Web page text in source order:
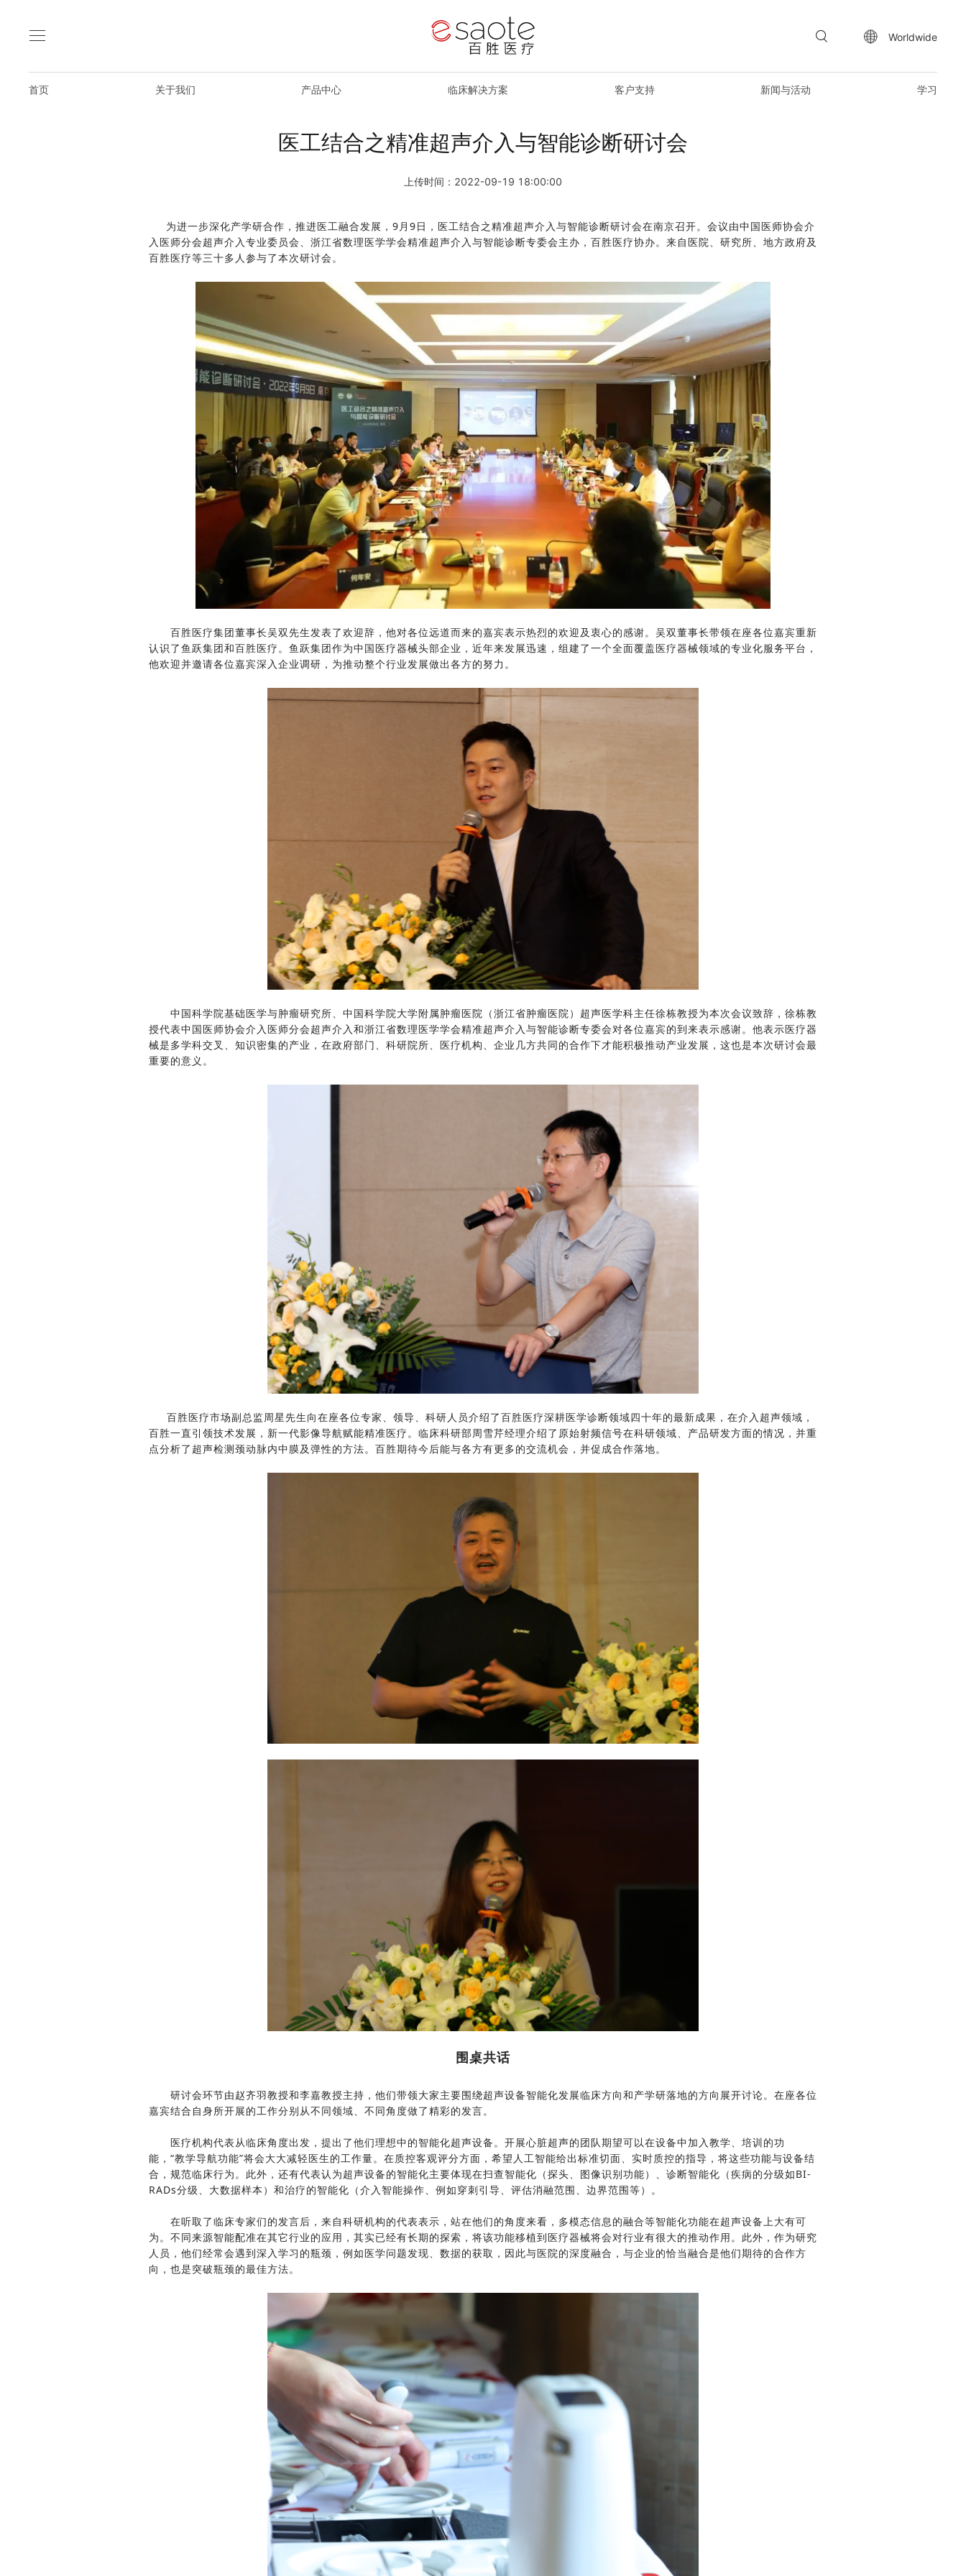
Worldwide
首页 关于我们 产品中心 临床解决方案 客户支持 新闻与活动 学习
医工结合之精准超声介入与智能诊断研讨会
上传时间：2022-09-19 18:00:00
为进一步深化产学研合作，推进医工融合发展，9月9日，医工结合之精准超声介入与智能诊断研讨会在南京召开。会议由中国医师协会介
入医师分会超声介入专业委员会、浙江省数理医学学会精准超声介入与智能诊断专委会主办，百胜医疗协办。来自医院、研究所、地方政府及
百胜医疗等三十多人参与了本次研讨会。
百胜医疗集团董事长吴双先生发表了欢迎辞，他对各位远道而来的嘉宾表示热烈的欢迎及衷心的感谢。吴双董事长带领在座各位嘉宾重新
认识了鱼跃集团和百胜医疗。鱼跃集团作为中国医疗器械头部企业，近年来发展迅速，组建了一个全面覆盖医疗器械领域的专业化服务平台，
他欢迎并邀请各位嘉宾深入企业调研，为推动整个行业发展做出各方的努力。
中国科学院基础医学与肿瘤研究所、中国科学院大学附属肿瘤医院（浙江省肿瘤医院）超声医学科主任徐栋教授为本次会议致辞，徐栋教
授代表中国医师协会介入医师分会超声介入和浙江省数理医学学会精准超声介入与智能诊断专委会对各位嘉宾的到来表示感谢。他表示医疗器
械是多学科交叉、知识密集的产业，在政府部门、科研院所、医疗机构、企业几方共同的合作下才能积极推动产业发展，这也是本次研讨会最
重要的意义。
百胜医疗市场副总监周星先生向在座各位专家、领导、科研人员介绍了百胜医疗深耕医学诊断领域四十年的最新成果，在介入超声领域，
百胜一直引领技术发展，新一代影像导航赋能精准医疗。临床科研部周雪芹经理介绍了原始射频信号在科研领域、产品研发方面的情况，并重
点分析了超声检测颈动脉内中膜及弹性的方法。百胜期待今后能与各方有更多的交流机会，并促成合作落地。
围桌共话
研讨会环节由赵齐羽教授和李嘉教授主持，他们带领大家主要围绕超声设备智能化发展临床方向和产学研落地的方向展开讨论。在座各位
嘉宾结合自身所开展的工作分别从不同领域、不同角度做了精彩的发言。
医疗机构代表从临床角度出发，提出了他们理想中的智能化超声设备。开展心脏超声的团队期望可以在设备中加入教学、培训的功
能，“教学导航功能”将会大大减轻医生的工作量。在质控客观评分方面，希望人工智能给出标准切面、实时质控的指导，将这些功能与设备结
合，规范临床行为。此外，还有代表认为超声设备的智能化主要体现在扫查智能化（探头、图像识别功能）、诊断智能化（疾病的分级如BI-
RADs分级、大数据样本）和治疗的智能化（介入智能操作、例如穿刺引导、评估消融范围、边界范围等）。
在听取了临床专家们的发言后，来自科研机构的代表表示，站在他们的角度来看，多模态信息的融合等智能化功能在超声设备上大有可
为。不同来源智能配准在其它行业的应用，其实已经有长期的探索，将该功能移植到医疗器械将会对行业有很大的推动作用。此外，作为研究
人员，他们经常会遇到深入学习的瓶颈，例如医学问题发现、数据的获取，因此与医院的深度融合，与企业的恰当融合是他们期待的合作方
向，也是突破瓶颈的最佳方法。